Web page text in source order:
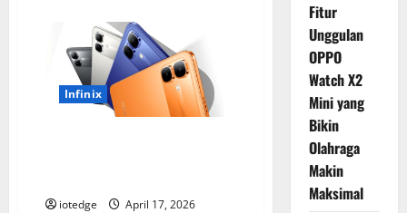
dan
Harga
Nubia
V70
Design,
Kombinasi
Antara
Infinix
iotedge
April 17, 2026
Fitur
Unggulan
OPPO
Watch X2
Mini yang
Bikin
Olahraga
Makin
Maksimal